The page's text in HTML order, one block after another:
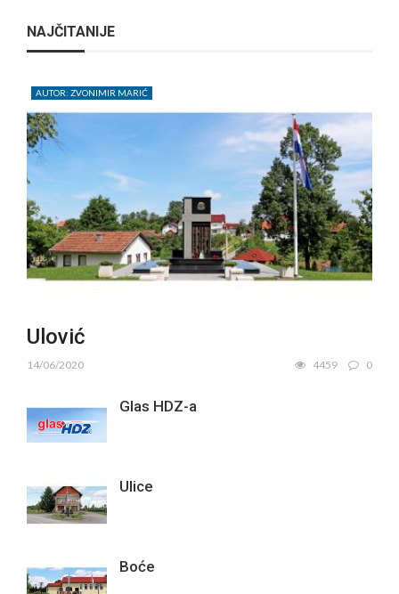
NAJČITANIJE
AUTOR: ZVONIMIR MARIĆ
Ulović
14/06/2020 4459 0
Glas HDZ-a
Ulice
Boće